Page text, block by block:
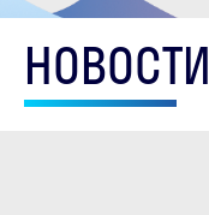
НОВОСТИ